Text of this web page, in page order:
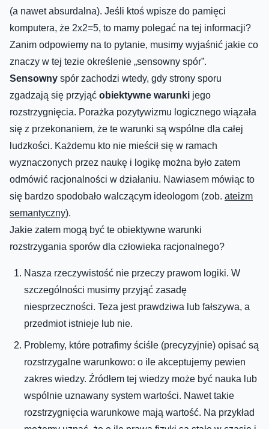
(a nawet absurdalna). Jeśli ktoś wpisze do pamięci
komputera, że 2x2=5, to mamy polegać na tej informacji?
Zanim odpowiemy na to pytanie, musimy wyjaśnić jakie co
znaczy w tej tezie określenie „sensowny spór”.
Sensowny spór zachodzi wtedy, gdy strony sporu
zgadzają się przyjąć obiektywne warunki jego
rozstrzygnięcia. Porażka pozytywizmu logicznego wiązała
się z przekonaniem, że te warunki są wspólne dla całej
ludzkości. Każdemu kto nie mieścił się w ramach
wyznaczonych przez naukę i logikę można było zatem
odmówić racjonalności w działaniu. Nawiasem mówiąc to
się bardzo spodobało walczącym ideologom (zob. ateizm
semantyczny).
Jakie zatem mogą być te obiektywne warunki
rozstrzygania sporów dla człowieka racjonalnego?
Nasza rzeczywistość nie przeczy prawom logiki. W
szczególności musimy przyjąć zasadę
niesprzeczności. Teza jest prawdziwa lub fałszywa, a
przedmiot istnieje lub nie.
Problemy, które potrafimy ściśle (precyzyjnie) opisać są
rozstrzygalne warunkowo: o ile akceptujemy pewien
zakres wiedzy. Źródłem tej wiedzy może być nauka lub
wspólnie uznawany system wartości. Nawet takie
rozstrzygnięcia warunkowe mają wartość. Na przykład